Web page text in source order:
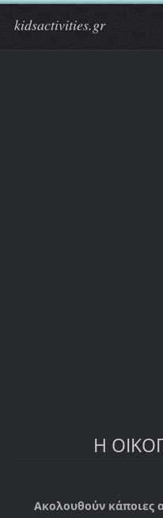
kidsactivities.gr
Η
Ακολουθούν κάποιες